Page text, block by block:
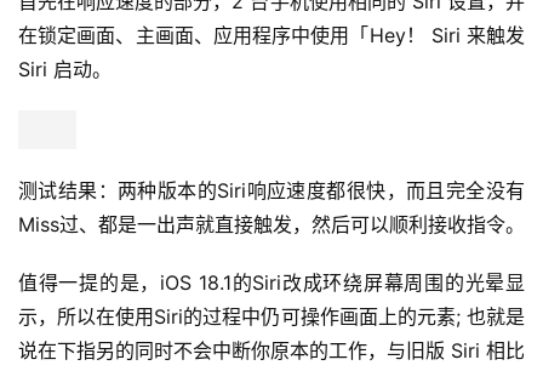
在锁定画面、主画面、应用程序中使用「Hey！ Siri 来触发
Siri 启动。
测试结果：两种版本的Siri响应速度都很快，而且完全没有
Miss过、都是一出声就直接触发，然后可以顺利接收指令。
值得一提的是，iOS 18.1的Siri改成环绕屏幕周围的光晕显
示，所以在使用Siri的过程中仍可操作画面上的元素; 也就是
说在下指另的同时不会中断你原本的工作，与旧版 Siri 相比